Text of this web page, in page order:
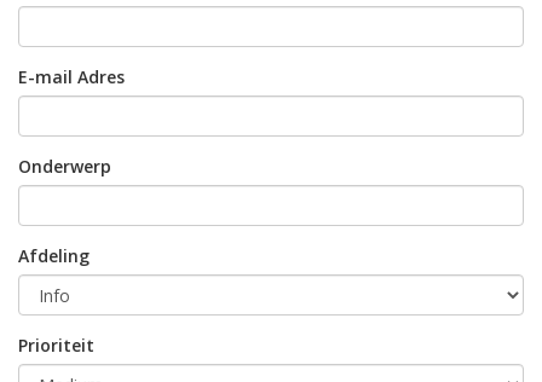
E-mail Adres
Onderwerp
Afdeling
Prioriteit